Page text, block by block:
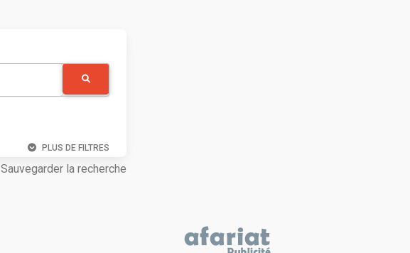
PLUS DE FILTRES
Sauvegarder la recherche